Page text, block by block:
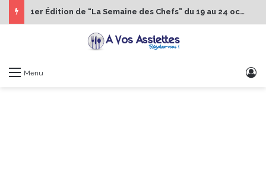
1er Édition de “La Semaine des Chefs” du 19 au 24 octobre 2026
Menu